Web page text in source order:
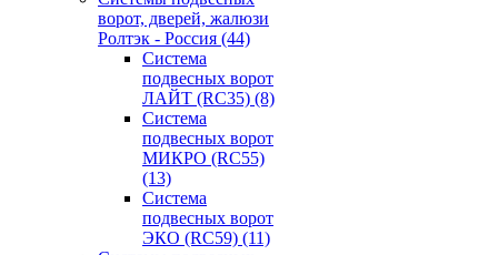
ворот, дверей, жалюзи
Ролтэк - Россия (44)
Система
подвесных ворот
ЛАЙТ (RC35) (8)
Система
подвесных ворот
МИКРО (RC55)
(13)
Система
подвесных ворот
ЭКО (RC59) (11)